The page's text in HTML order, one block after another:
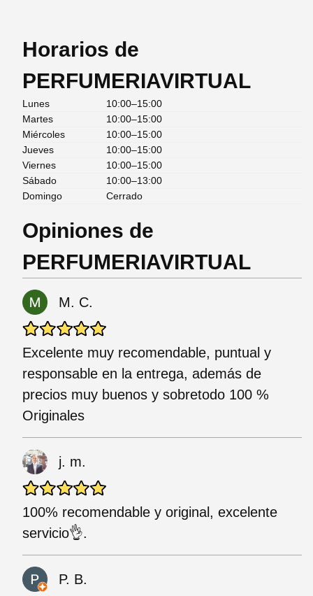
Horarios de
PERFUMERIAVIRTUAL
Lunes
10:00–15:00
Martes
10:00–15:00
Miércoles
10:00–15:00
Jueves
10:00–15:00
Viernes
10:00–15:00
Sábado
10:00–13:00
Domingo
Cerrado
Opiniones de
PERFUMERIAVIRTUAL
M. C.
Excelente muy recomendable, puntual y
responsable en la entrega, además de
precios muy buenos y sobretodo 100 %
Originales
j. m.
100% recomendable y original, excelente
servicio👌.
P. B.